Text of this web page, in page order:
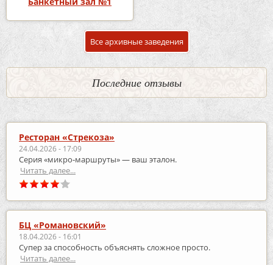
Все архивные заведения
Последние отзывы
Ресторан «Стрекоза»
24.04.2026 - 17:09
Серия «микро‑маршруты» — ваш эталон.
Читать далее...
БЦ «Романовский»
18.04.2026 - 16:01
Супер за способность объяснять сложное просто.
Читать далее...